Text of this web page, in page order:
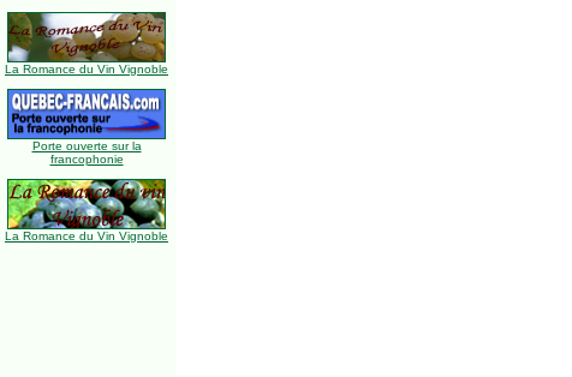
La Romance du Vin Vignoble
Porte ouverte sur la
francophonie
La Romance du Vin Vignoble